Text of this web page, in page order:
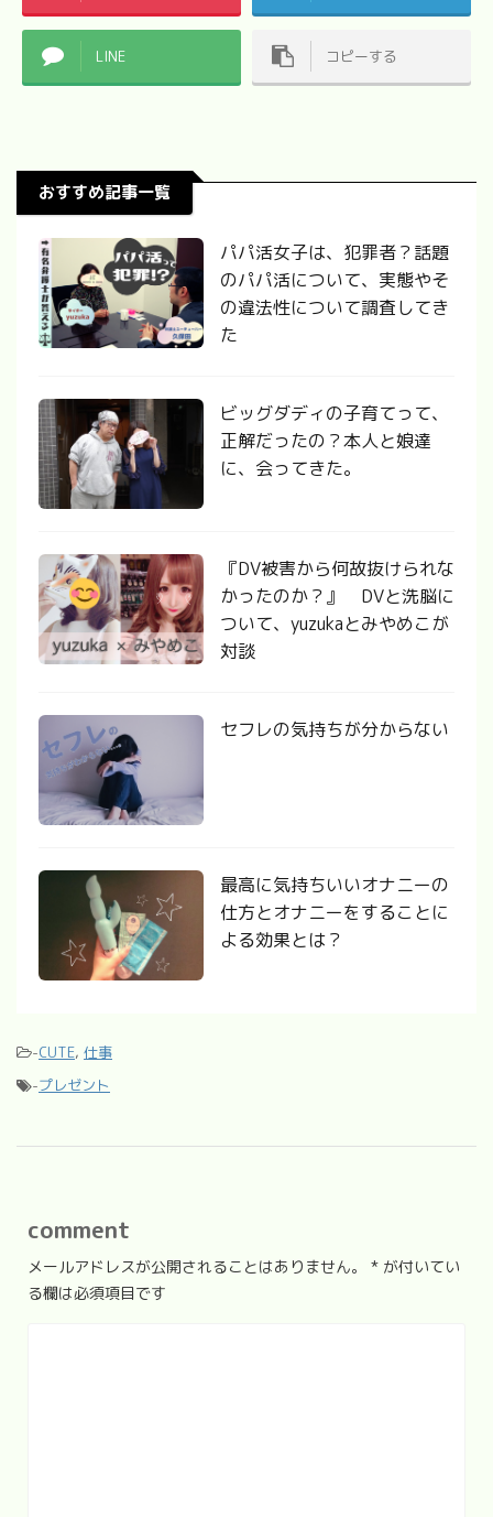
LINE コピーする
おすすめ記事一覧
パパ活女子は、犯罪者？話題
のパパ活について、実態やそ
の違法性について調査してき
た
ビッグダディの子育てって、
正解だったの？本人と娘達
に、会ってきた。
『DV被害から何故抜けられな
かったのか？』 DVと洗脳に
ついて、yuzukaとみやめこが
対談
セフレの気持ちが分からない
最高に気持ちいいオナニーの
仕方とオナニーをすることに
よる効果とは？
-CUTE, 仕事
-プレゼント
comment
メールアドレスが公開されることはありません。 * が付いてい
る欄は必須項目です